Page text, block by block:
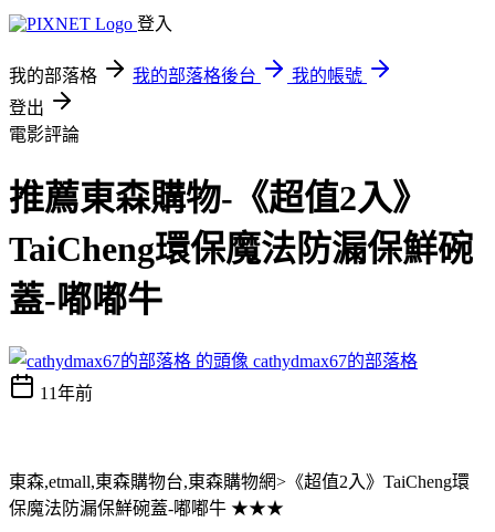
登入
我的部落格 我的部落格後台
我的帳號
登出
電影評論
推薦東森購物-《超值2入》
TaiCheng環保魔法防漏保鮮碗
蓋-嘟嘟牛
cathydmax67的部落格
11年前
東森,etmall,東森購物台,東森購物網>《超值2入》TaiCheng環
保魔法防漏保鮮碗蓋-嘟嘟牛 ★★★